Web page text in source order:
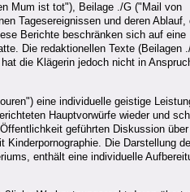
Mum ist tot"), Beilage ./G ("Mail von
Tagesereignissen und deren Ablauf,
Berichte beschränken sich auf eine
Die redaktionellen Texte (Beilagen
die Klägerin jedoch nicht in
eine individuelle geistige
Hauptvorwürfe wieder und
geführten Diskussion
Die Darstellung
enthält eine individuelle